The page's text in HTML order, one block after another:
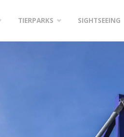
TIERPARKS SIGHTSEEING